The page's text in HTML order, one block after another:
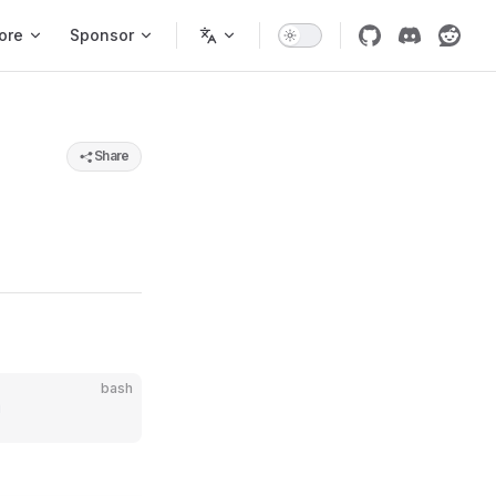
Sponsor
Share
bash